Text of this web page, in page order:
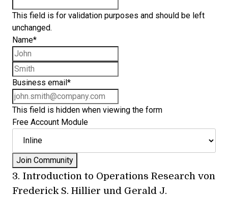
This field is for validation purposes and should be left
unchanged.
Name*
Business email *
This field is hidden when viewing the form
Free Account Module
3. Introduction to Operations Research von
Frederick S. Hillier und Gerald J.